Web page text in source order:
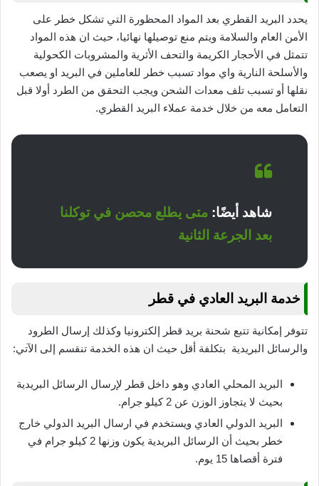
يحدد البريد القطري بعد المواد المحظورة التي تشكل خطر على
الأمن العام والسلامة ويتم منع توصيلها نهائيا، حيث ان هذه المواد
تتمثل في الأحجار الكريمة والتحف الأثرية والمشروبات الكحولية
والأسلحة النارية واي مواد تسبب خطر للعاملين في البريد او يصعب
نقلها أو تسبب تلف معدات الشحن ويجب التحقق من الطرد أولا قبل
التعامل معه من خلال خدمة عملاء البريد القطري.
شاهد أيضًا: متى يطلع محصن في توكلنا
بعد الجرعة الثانية
خدمة البريد العادي في قطر
تتوفر إمكانية تتبع شحنة بريد قطر إلكترونيا وكذلك إرسال الطرود
والرسائل البريدية بتكلفة أقل حيث ان هذه الخدمة تنقسم إلى الآتي:
البريد المحلي العادي وهو داخل قطر لإرسال الرسائل البريدية
بحيث لا يتجاوز الوزن عن 2 كيلو جرام.
البريد الدولي العادي ويستخدم في ارسال البريد الدولي خارج
خطر بحيث أن الرسائل البريدية يكون وزنها 2 كيلو جرام في
فترة أقصاها 15 يوم.